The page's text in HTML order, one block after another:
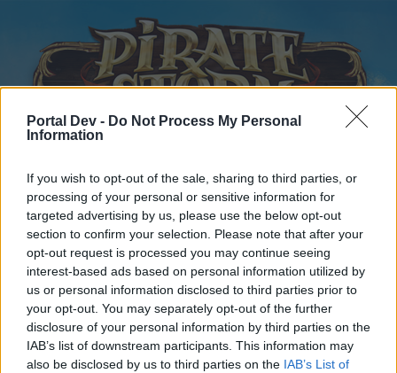
Portal Dev - Do Not Process My Personal
Information
If you wish to opt-out of the sale, sharing to third parties, or
processing of your personal or sensitive information for
targeted advertising by us, please use the below opt-out
section to confirm your selection. Please note that after your
opt-out request is processed you may continue seeing
interest-based ads based on personal information utilized by
us or personal information disclosed to third parties prior to
your opt-out. You may separately opt-out of the further
disclosure of your personal information by third parties on the
IAB’s list of downstream participants. This information may
also be disclosed by us to third parties on the IAB’s List of
Startseite Foren Archiv Archiv Rest
Die K-A sucht euch Member
Liebe(r) Forum-Leser/in,
Startseite Foren
Letzte Beiträge
Kalender